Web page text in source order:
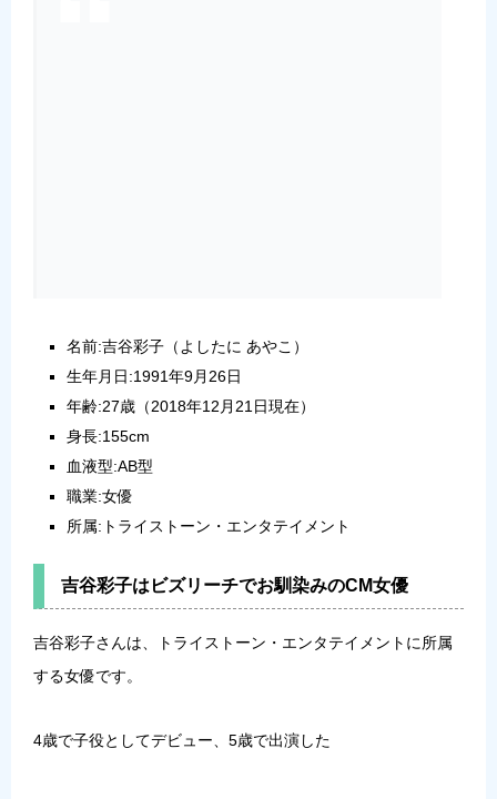
名前:吉谷彩子（よしたに あやこ）
生年月日:1991年9月26日
年齢:27歳（2018年12月21日現在）
身長:155cm
血液型:AB型
職業:女優
所属:トライストーン・エンタテイメント
吉谷彩子はビズリーチでお馴染みのCM女優
吉谷彩子さんは、トライストーン・エンタテイメントに所属
する女優です。
4歳で子役としてデビュー、5歳で出演した